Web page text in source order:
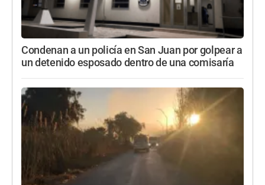
Condenan a un policía en San Juan por golpear a
un detenido esposado dentro de una comisaría